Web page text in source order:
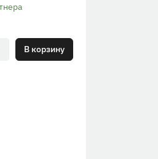
В корзину